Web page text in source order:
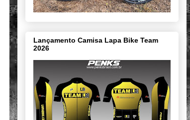
Lançamento Camisa Lapa Bike Team
2026